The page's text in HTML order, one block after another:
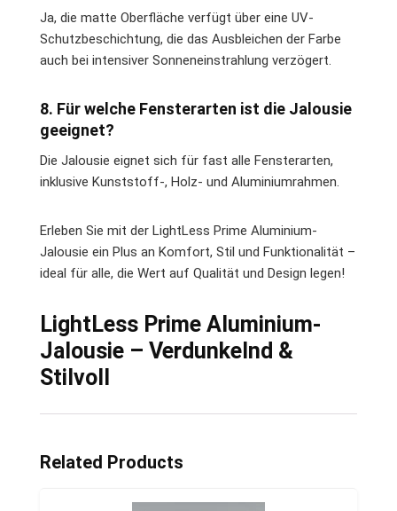
Ja, die matte Oberfläche verfügt über eine UV-
Schutzbeschichtung, die das Ausbleichen der Farbe
auch bei intensiver Sonneneinstrahlung verzögert.
8. Für welche Fensterarten ist die Jalousie
geeignet?
Die Jalousie eignet sich für fast alle Fensterarten,
inklusive Kunststoff-, Holz- und Aluminiumrahmen.
Erleben Sie mit der LightLess Prime Aluminium-
Jalousie ein Plus an Komfort, Stil und Funktionalität –
ideal für alle, die Wert auf Qualität und Design legen!
LightLess Prime Aluminium-
Jalousie – Verdunkelnd &
Stilvoll
Related Products